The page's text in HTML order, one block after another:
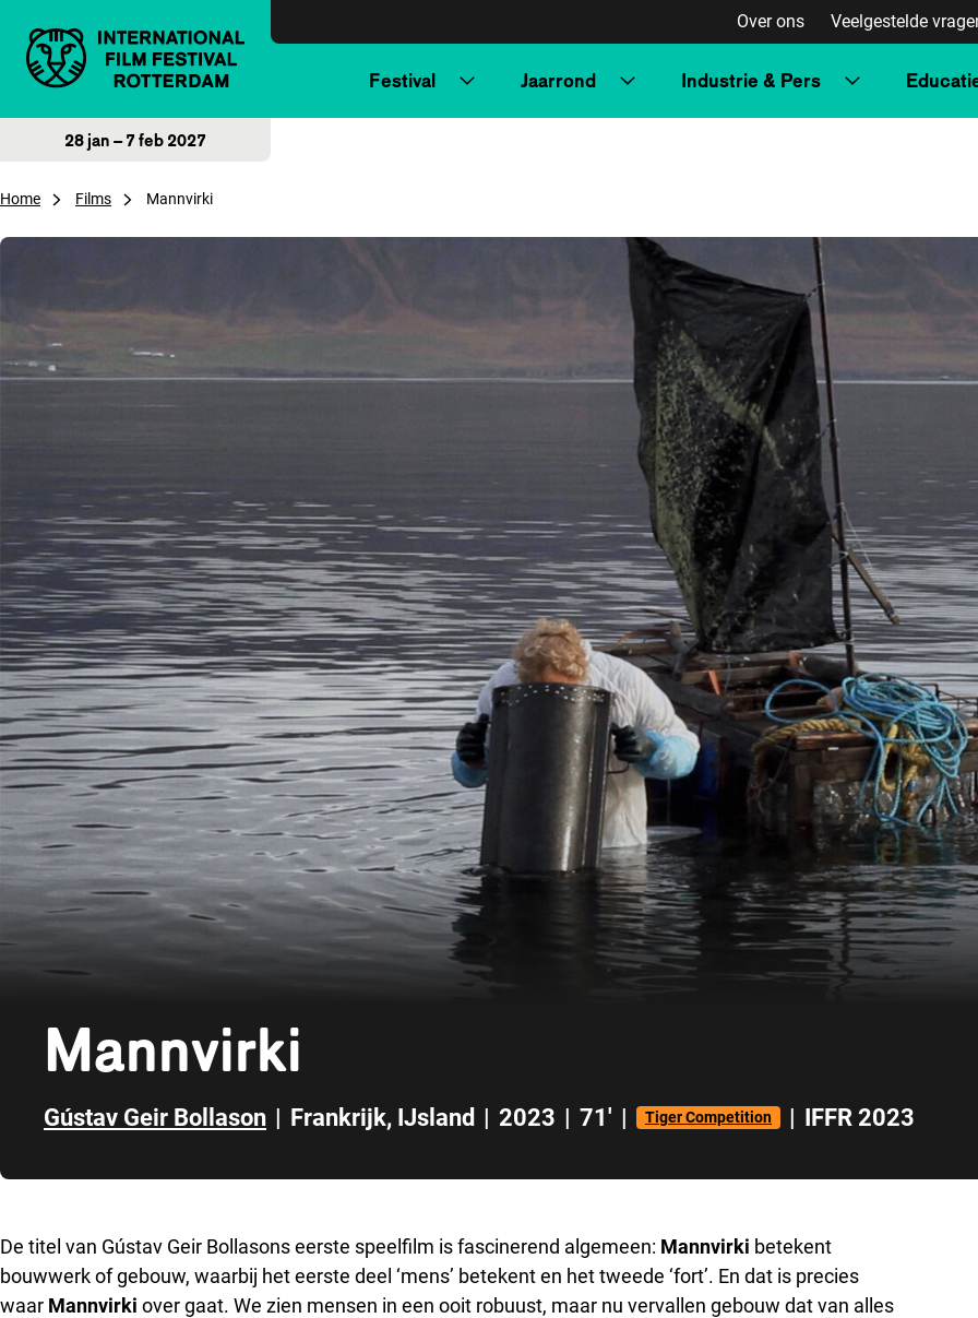
Over ons Veelgestelde
Festival Jaarrond Industrie & Pers
28 jan – 7 feb 2027
Home Films Mannvirki
Mannvirki
Gústav Geir Bollason | Frankrijk, IJsland | 2023 | 71' | Tiger Competition | IFFR 2023
De titel van Gústav Geir Bollasons eerste speelfilm is fascinerend algemeen: Mannvirki betekent
bouwwerk of gebouw, waarbij het eerste deel ‘mens’ betekent en het tweede ‘fort’. En dat is precies
waar Mannvirki over gaat. We zien mensen in een ooit robuust, maar nu vervallen gebouw dat van alles